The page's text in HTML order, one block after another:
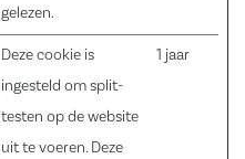
gelezen.
Deze cookie is
ingesteld om split-
testen op de website
uit te voeren. Deze
1 jaar